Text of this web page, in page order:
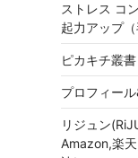
ストレス コ
起力アップ（
ピカキチ叢
プロフィー
リジュン
Amazon,楽